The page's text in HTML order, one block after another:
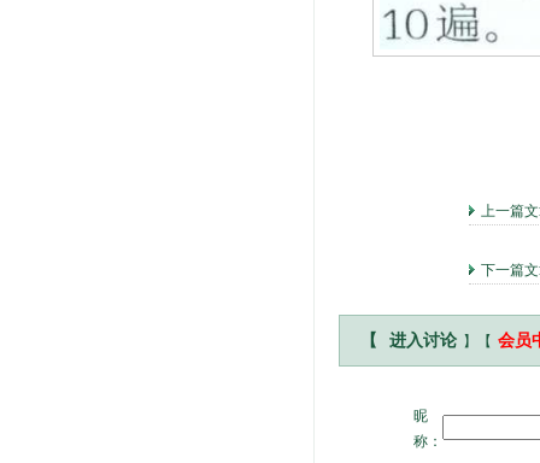
上一篇
下一篇
【 进入讨论 】【 会员
昵
称：